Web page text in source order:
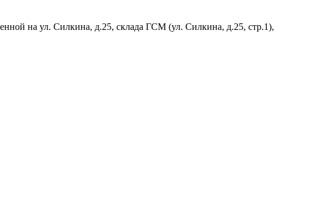
на ул. Силкина, д.25, склада ГСМ (ул. Силкина, д.25, стр.1),